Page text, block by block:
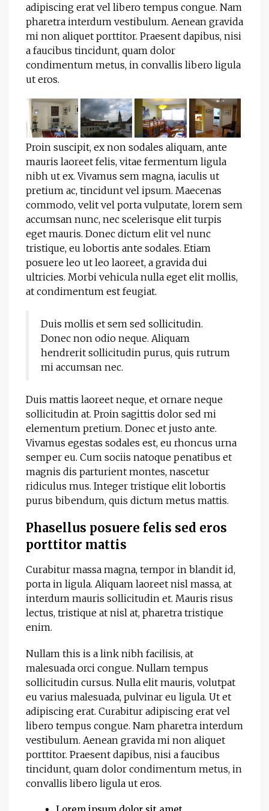
adipiscing erat vel libero tempus congue. Nam
pharetra interdum vestibulum. Aenean gravida
mi non aliquet porttitor. Praesent dapibus, nisi
a faucibus tincidunt, quam dolor
condimentum metus, in convallis libero ligula
ut eros.
Proin suscipit, ex non sodales aliquam, ante
mauris laoreet felis, vitae fermentum ligula
nibh ut ex. Vivamus sem magna, iaculis ut
pretium ac, tincidunt vel ipsum. Maecenas
commodo, velit vel porta vulputate, lorem sem
accumsan nunc, nec scelerisque elit turpis
eget mauris. Donec dictum elit vel nunc
tristique, eu lobortis ante sodales. Etiam
posuere leo ut leo laoreet, a gravida dui
ultricies. Morbi vehicula nulla eget elit mollis,
at condimentum est feugiat.
Duis mollis et sem sed sollicitudin.
Donec non odio neque. Aliquam
hendrerit sollicitudin purus, quis rutrum
mi accumsan nec.
Duis mattis laoreet neque, et ornare neque
sollicitudin at. Proin sagittis dolor sed mi
elementum pretium. Donec et justo ante.
Vivamus egestas sodales est, eu rhoncus urna
semper eu. Cum sociis natoque penatibus et
magnis dis parturient montes, nascetur
ridiculus mus. Integer tristique elit lobortis
purus bibendum, quis dictum metus mattis.
Phasellus posuere felis sed eros
porttitor mattis
Curabitur massa magna, tempor in blandit id,
porta in ligula. Aliquam laoreet nisl massa, at
interdum mauris sollicitudin et. Mauris risus
lectus, tristique at nisl at, pharetra tristique
enim.
Nullam this is a link nibh facilisis, at
malesuada orci congue. Nullam tempus
sollicitudin cursus. Nulla elit mauris, volutpat
eu varius malesuada, pulvinar eu ligula. Ut et
adipiscing erat. Curabitur adipiscing erat vel
libero tempus congue. Nam pharetra interdum
vestibulum. Aenean gravida mi non aliquet
porttitor. Praesent dapibus, nisi a faucibus
tincidunt, quam dolor condimentum metus, in
convallis libero ligula ut eros.